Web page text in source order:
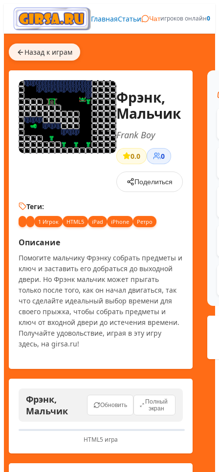
ГлавнаяСтатьи Чатигроков онлайн0
Назад к играм
Фрэнк,
Мальчик
Frank Boy
0.0 0
Поделиться
Теги:
1 Игрок HTML5 iPad iPhone Ретро
Описание
Помогите мальчику Фрэнку собрать предметы и
ключ и заставить его добраться до выходной
двери. Но Фрэнк мальчик может прыгать
только после того, как он начал двигаться, так
что сделайте идеальный выбор времени для
своего прыжка, чтобы собрать предметы и
ключ от входной двери до истечения времени.
Получайте удовольствие, играя в эту игру
здесь, на girsa.ru!
Фрэнк,
Мальчик
Обновить
Полный
экран
HTML5 игра